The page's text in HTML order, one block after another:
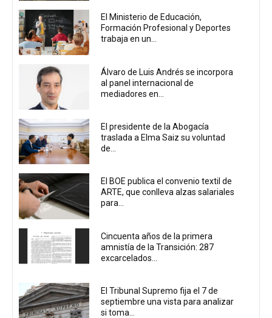
El Ministerio de Educación,
Formación Profesional y Deportes
trabaja en un...
Álvaro de Luis Andrés se incorpora
al panel internacional de
mediadores en...
El presidente de la Abogacía
traslada a Elma Saiz su voluntad
de...
El BOE publica el convenio textil de
ARTE, que conlleva alzas salariales
para...
Cincuenta años de la primera
amnistía de la Transición: 287
excarcelados...
El Tribunal Supremo fija el 7 de
septiembre una vista para analizar
si toma...